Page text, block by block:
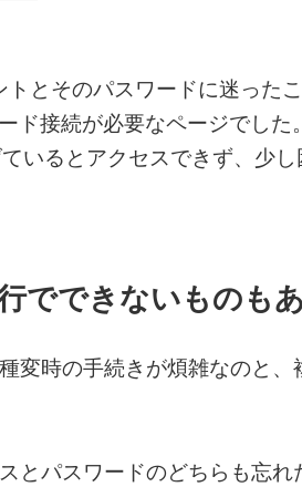
とそのパスワードに迷った
ド接続が必要なページでした
いるとアクセスできず、少し
でできないものも
変時の手続きが煩雑なのと、
とパスワードのどちらも忘れ